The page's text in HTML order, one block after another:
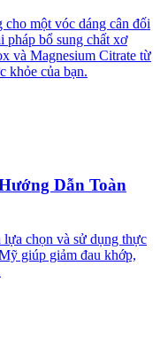
cho một vóc dáng cân đối
pháp bổ sung chất xơ
và Magnesium Citrate từ
khỏe của bạn.
Dẫn Toàn
chọn và sử dụng thực
giúp giảm đau khớp,